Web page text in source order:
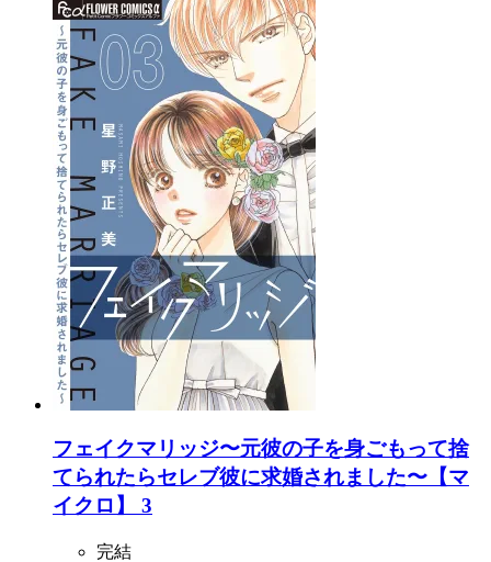
フェイクマリッジ〜元彼の子を身ごもって捨
てられたらセレブ彼に求婚されました〜【マ
イクロ】 3
完結